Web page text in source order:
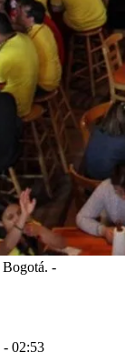
-
- 02:53